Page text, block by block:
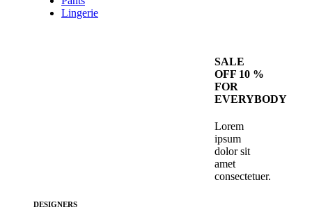
Lingerie
SALE
OFF 10 %
FOR
EVERYBODY
Lorem
ipsum
dolor sit
amet
consectetuer.
DESIGNERS